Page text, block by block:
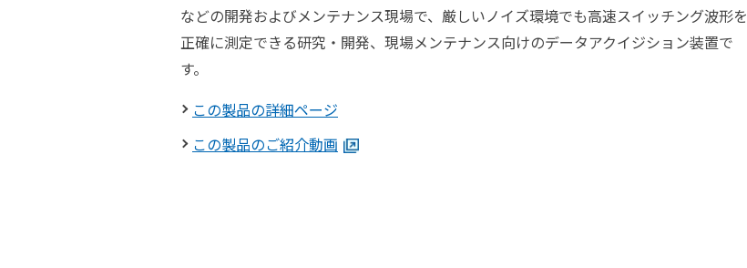
などの開発およびメンテナンス現場で、厳しいノイズ環境でも高速スイッチング波形を
正確に測定できる研究・開発、現場メンテナンス向けのデータアクイジション装置で
す。
この製品の詳細ページ
この製品のご紹介動画